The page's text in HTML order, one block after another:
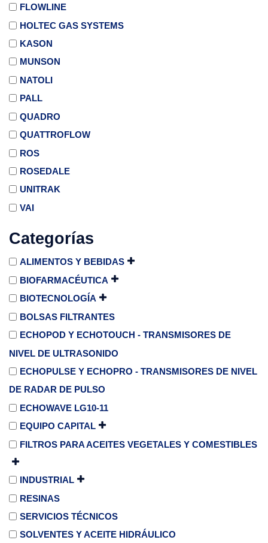
FLOWLINE
HOLTEC GAS SYSTEMS
KASON
MUNSON
NATOLI
PALL
QUADRO
QUATTROFLOW
ROS
ROSEDALE
UNITRAK
VAI
Categorías
ALIMENTOS Y BEBIDAS
BIOFARMACÉUTICA
BIOTECNOLOGÍA
BOLSAS FILTRANTES
ECHOPOD Y ECHOTOUCH - TRANSMISORES DE
NIVEL DE ULTRASONIDO
ECHOPULSE Y ECHOPRO - TRANSMISORES DE NIVEL
DE RADAR DE PULSO
ECHOWAVE LG10-11
EQUIPO CAPITAL
FILTROS PARA ACEITES VEGETALES Y COMESTIBLES
INDUSTRIAL
RESINAS
SERVICIOS TÉCNICOS
SOLVENTES Y ACEITE HIDRÁULICO